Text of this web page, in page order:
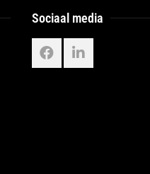
Sociaal media